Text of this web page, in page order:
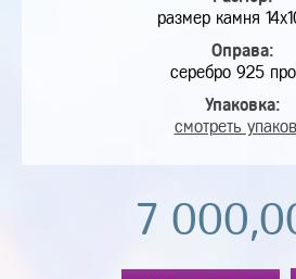
размер камня
Оправа:
серебро 925
Упаковка:
смотреть
7